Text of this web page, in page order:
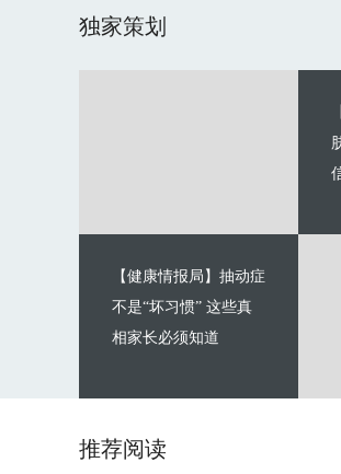
独家策划
【健康情报局】抽动症
不是“坏习惯” 这些真
相家长必须知道
推荐阅读